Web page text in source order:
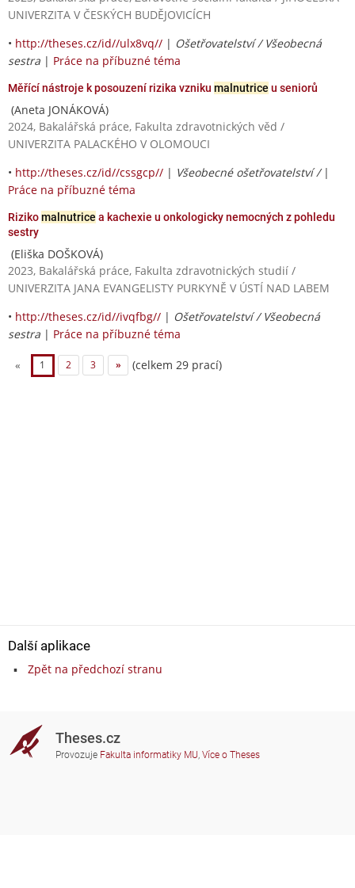
UNIVERZITA V ČESKÝCH BUDĚJOVICÍCH
• http://theses.cz/id//ulx8vq// | Ošetřovatelství / Všeobecná
sestra | Práce na příbuzné téma
Měřící nástroje k posouzení rizika vzniku malnutrice u seniorů
(Aneta JONÁKOVÁ)
2024, Bakalářská práce, Fakulta zdravotnických věd /
UNIVERZITA PALACKÉHO V OLOMOUCI
• http://theses.cz/id//cssgcp// | Všeobecné ošetřovatelství / |
Práce na příbuzné téma
Rizikomalnutrice a kachexie u onkologicky nemocných z pohledu
sestry
(Eliška DOŠKOVÁ)
2023, Bakalářská práce, Fakulta zdravotnických studií /
UNIVERZITA JANA EVANGELISTY PURKYNĚ V ÚSTÍ NAD LABEM
• http://theses.cz/id//ivqfbg// | Ošetřovatelství / Všeobecná
sestra | Práce na příbuzné téma
« 1 2 3 » (celkem 29 prací)
Další aplikace
Zpět na předchozí stranu
Theses.cz
Provozuje Fakulta informatiky MU, Více o Theses